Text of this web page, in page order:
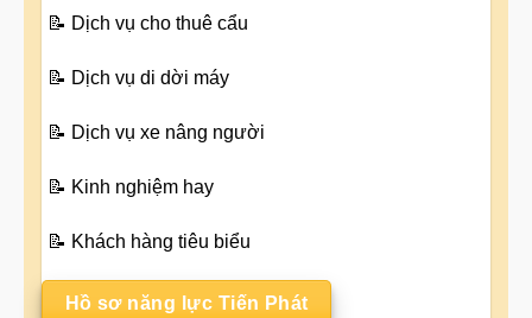
📝 Dịch vụ cho thuê cẩu
📝 Dịch vụ di dời máy
📝 Dịch vụ xe nâng người
📝 Kinh nghiệm hay
📝 Khách hàng tiêu biểu
Hồ sơ năng lực Tiến Phát